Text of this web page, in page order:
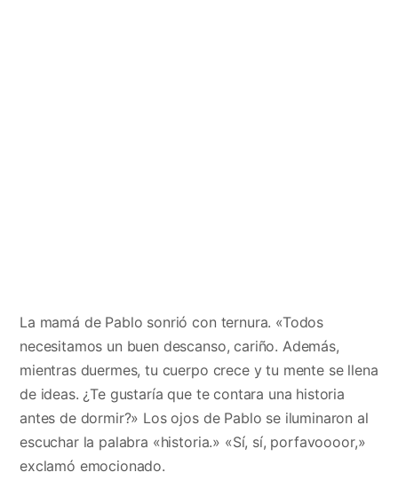
La mamá de Pablo sonrió con ternura. «Todos
necesitamos un buen descanso, cariño. Además,
mientras duermes, tu cuerpo crece y tu mente se llena
de ideas. ¿Te gustaría que te contara una historia
antes de dormir?» Los ojos de Pablo se iluminaron al
escuchar la palabra «historia.» «Sí, sí, porfavoooor,»
exclamó emocionado.